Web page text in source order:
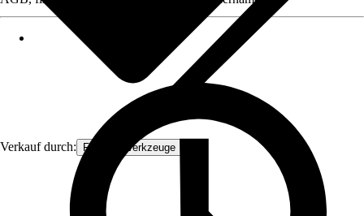
Verkauf durch: FAMEX-Werkzeuge